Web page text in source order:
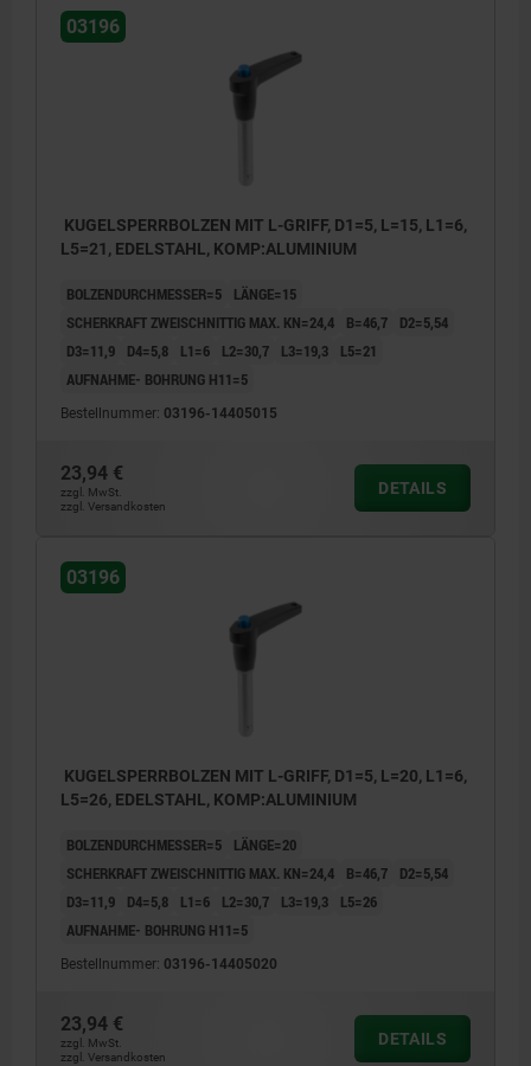
03196
KUGELSPERRBOLZEN MIT L-GRIFF, D1=5, L=15, L1=6,
L5=21, EDELSTAHL, KOMP:ALUMINIUM
BOLZENDURCHMESSER=5
LÄNGE=15
SCHERKRAFT ZWEISCHNITTIG MAX. KN=24,4
B=46,7
D2=5,54
D3=11,9
D4=5,8 L1=6 L2=30,7 L3=19,3
L5=21
AUFNAHME- BOHRUNG H11=5
Bestellnummer: 03196-14405015
23,94 €
zzgl. MwSt.
zzgl. Versandkosten
DETAILS
03196
KUGELSPERRBOLZEN MIT L-GRIFF, D1=5, L=20, L1=6,
L5=26, EDELSTAHL, KOMP:ALUMINIUM
BOLZENDURCHMESSER=5
LÄNGE=20
SCHERKRAFT ZWEISCHNITTIG MAX. KN=24,4
B=46,7
D2=5,54
D3=11,9
D4=5,8 L1=6 L2=30,7 L3=19,3
L5=26
AUFNAHME- BOHRUNG H11=5
Bestellnummer: 03196-14405020
23,94 €
zzgl. MwSt.
zzgl. Versandkosten
DETAILS